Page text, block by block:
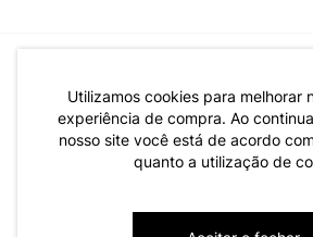
Utilizamos cookies para melhorar
experiência de compra. Ao
nosso site você está de acordo
quanto a utilização de